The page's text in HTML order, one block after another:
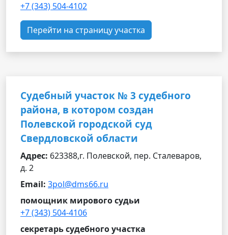
+7 (343) 504-4102
Перейти на страницу участка
Судебный участок № 3 судебного
района, в котором создан
Полевской городской суд
Свердловской области
Адрес: 623388,г. Полевской, пер. Сталеваров,
д. 2
Email: 3pol@dms66.ru
помощник мирового судьи
+7 (343) 504-4106
секретарь судебного участка